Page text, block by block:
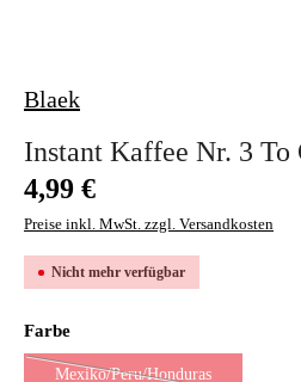
Blaek
Instant Kaffee Nr. 3 To
Regulärer Preis:
4,99 €
Preise inkl. MwSt. zzgl. Versandkosten
Nicht mehr verfügbar
Farbeauswählen
Mexiko/Peru/Honduras